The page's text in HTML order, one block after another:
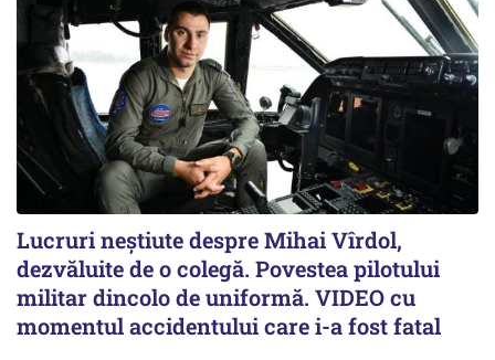
Lucruri neștiute despre Mihai Vîrdol,
dezvăluite de o colegă. Povestea pilotului
militar dincolo de uniformă. VIDEO cu
momentul accidentului care i-a fost fatal